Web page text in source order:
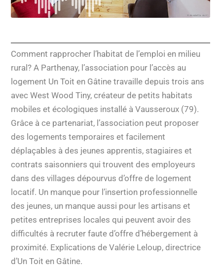
Comment rapprocher l’habitat de l’emploi en milieu
rural? A Parthenay, l’association pour l’accès au
logement Un Toit en Gâtine travaille depuis trois ans
avec West Wood Tiny, créateur de petits habitats
mobiles et écologiques installé à Vausseroux (79).
Grâce à ce partenariat, l’association peut proposer
des logements temporaires et facilement
déplaçables à des jeunes apprentis, stagiaires et
contrats saisonniers qui trouvent des employeurs
dans des villages dépourvus d’offre de logement
locatif. Un manque pour l’insertion professionnelle
des jeunes, un manque aussi pour les artisans et
petites entreprises locales qui peuvent avoir des
difficultés à recruter faute d’offre d’hébergement à
proximité. Explications de Valérie Leloup, directrice
d’Un Toit en Gâtine.